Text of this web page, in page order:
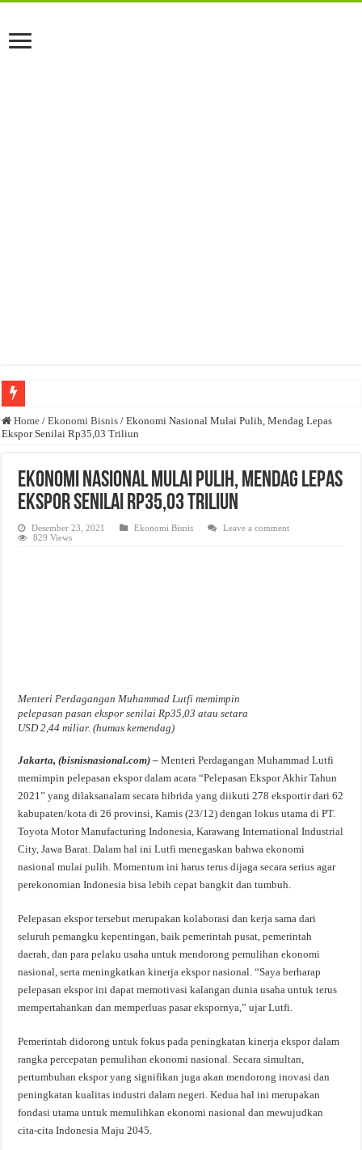
Anda butuh promosi usaha? Kontak ke Email redaksi@bisnisnasional.com
Dibutuhkan Marketing. Lamaran di-email ke redaksi@bisnisnasional.com
Home / Ekonomi Bisnis / Ekonomi Nasional Mulai Pulih, Mendag Lepas
Ekspor Senilai Rp35,03 Triliun
Ekonomi Nasional Mulai Pulih, Mendag Lepas
Ekspor Senilai Rp35,03 Triliun
Desember 23, 2021 Ekonomi Bisnis
Leave a comment
829 Views
Menteri Perdagangan Muhammad Lutfi memimpin
pelepasan pasan ekspor senilai Rp35,03 atau setara
USD 2,44 miliar. (humas kemendag)
Jakarta, (bisnisnasional.com) – Menteri Perdagangan Muhammad Lutfi
memimpin pelepasan ekspor dalam acara “Pelepasan Ekspor Akhir Tahun
2021” yang dilaksanalam secara hibrida yang diikuti 278 eksportir dari 62
kabupaten/kota di 26 provinsi, Kamis (23/12) dengan lokus utama di PT.
Toyota Motor Manufacturing Indonesia, Karawang International Industrial
City, Jawa Barat. Dalam hal ini Lutfi menegaskan bahwa ekonomi
nasional mulai pulih. Momentum ini harus terus dijaga secara serius agar
perekonomian Indonesia bisa lebih cepat bangkit dan tumbuh.
Pelepasan ekspor tersebut merupakan kolaborasi dan kerja sama dari
seluruh pemangku kepentingan, baik pemerintah pusat, pemerintah
daerah, dan para pelaku usaha untuk mendorong pemulihan ekonomi
nasional, serta meningkatkan kinerja ekspor nasional. “Saya berharap
pelepasan ekspor ini dapat memotivasi kalangan dunia usaha untuk terus
mempertahankan dan memperluas pasar ekspornya,” ujar Lutfi.
Pemerintah didorong untuk fokus pada peningkatan kinerja ekspor dalam
rangka percepatan pemulihan ekonomi nasional. Secara simultan,
pertumbuhan ekspor yang signifikan juga akan mendorong inovasi dan
peningkatan kualitas industri dalam negeri. Kedua hal ini merupakan
fondasi utama untuk memulihkan ekonomi nasional dan mewujudkan
cita-cita Indonesia Maju 2045.